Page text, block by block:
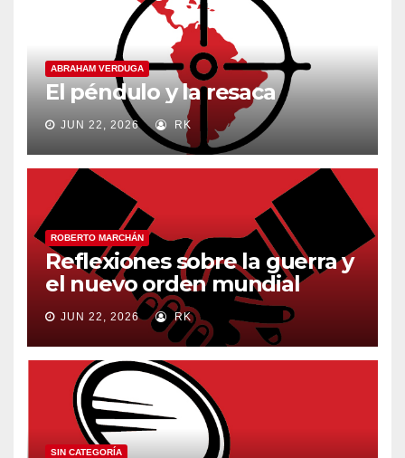
ABRAHAM VERDUGA
El péndulo y la resaca
JUN 22, 2026 RK
ROBERTO MARCHÁN
Reflexiones sobre la guerra y
el nuevo orden mundial
JUN 22, 2026 RK
SIN CATEGORÍA